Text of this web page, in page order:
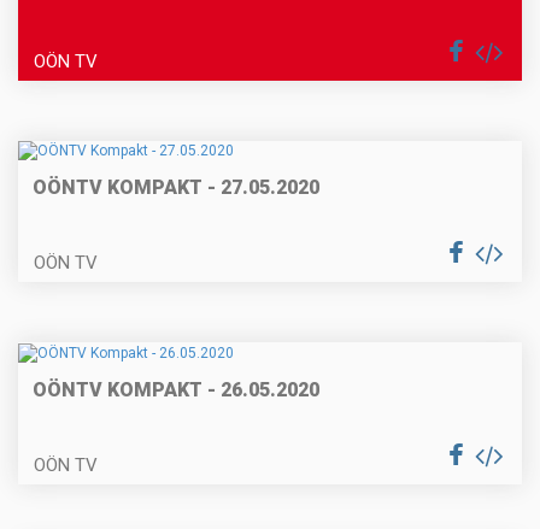
OÖN TV
OÖNTV KOMPAKT - 27.05.2020
OÖN TV
OÖNTV KOMPAKT - 26.05.2020
OÖN TV